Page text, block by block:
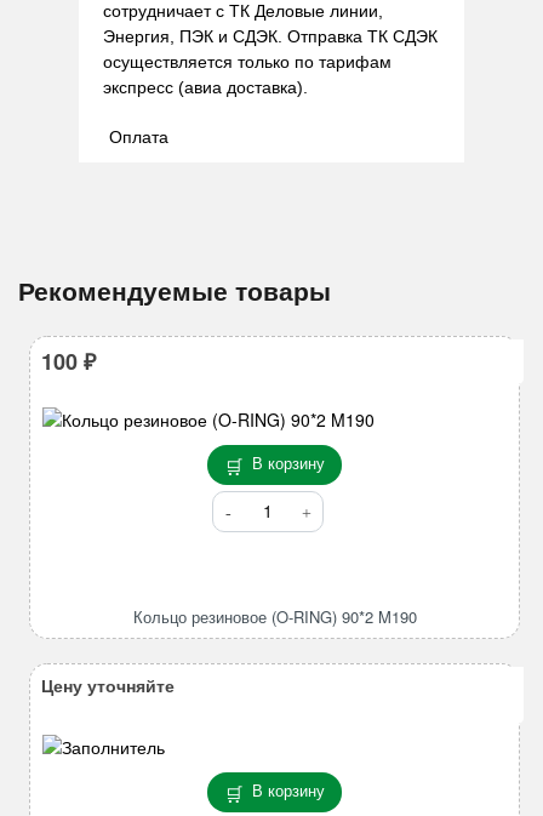
сотрудничает с ТК Деловые линии,
Энергия, ПЭК и СДЭК. Отправка ТК СДЭК
осуществляется только по тарифам
экспресс (авиа доставка).
Оплата
Рекомендуемые товары
В корзину
Количество
товара
RING)
Кольцо резиновое (O-RING) 90*2 M190
100₽
В корзину
Цену уточняйте